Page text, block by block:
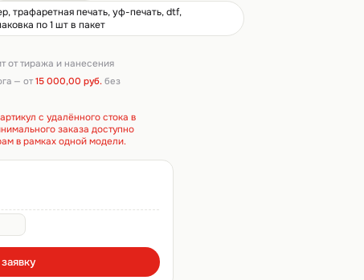
трафаретная печать, уф-печать, dtf,
по 1 шт в пакет
от тиража и нанесения
— от15 000,00 руб. без
с удалённого стока в
заказа доступно
в рамках одной модели.